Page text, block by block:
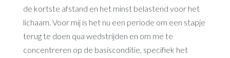
de kortste afstand en het minst belastend voor het
lichaam. Voor mij is het nu een periode om een stapje
terug te doen qua wedstrijden en om me te
concentreren op de basisconditie, specifiek het